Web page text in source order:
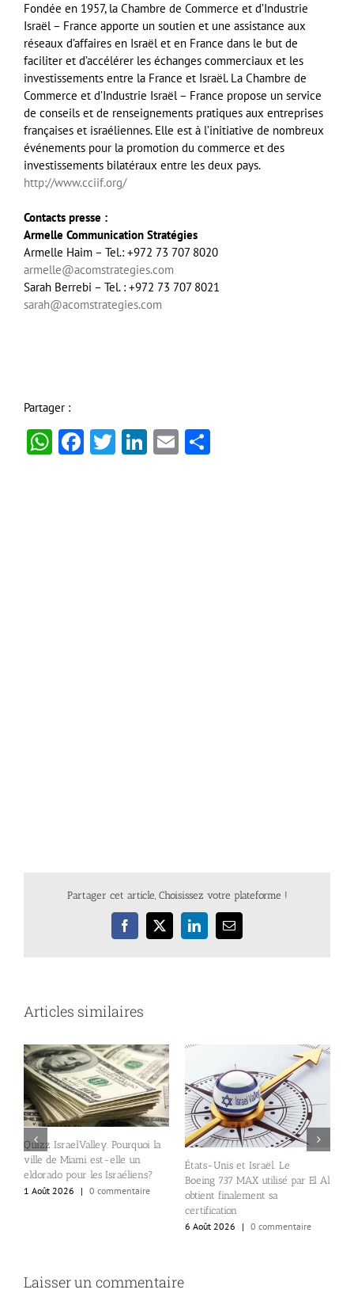
Fondée en 1957, la Chambre de Commerce et d’Industrie
Israël – France apporte un soutien et une assistance aux
réseaux d’affaires en Israël et en France dans le but de
faciliter et d’accélérer les échanges commerciaux et les
investissements entre la France et Israël. La Chambre de
Commerce et d’Industrie Israël – France propose un service
de conseils et de renseignements pratiques aux entreprises
françaises et israéliennes. Elle est à l’initiative de nombreux
événements pour la promotion du commerce et des
investissements bilatéraux entre les deux pays.
http://www.cciif.org/
Contacts presse :
Armelle Communication Stratégies
Armelle Haim – Tel.: +972 73 707 8020
armelle@acomstrategies.com
Sarah Berrebi – Tel. : +972 73 707 8021
sarah@acomstrategies.com
Partager :
WhatsApp
Facebook
Twitter
LinkedIn
Email
Partager cet article, Choisissez votre plateforme !
Facebook
X LinkedInEmail
Articles similaires
Quizz IsraelValley. Pourquoi la
ville de Miami est-elle un
eldorado pour les Israéliens?
1 Août 2026
| 0 commentaire
États-Unis et Israël. Le
Boeing 737 MAX utilisé par El Al
obtient finalement sa
certification
6 Août 2026
| 0 commentaire
Laisser un commentaire